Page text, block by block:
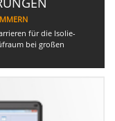
für die Isolie-
bei großen